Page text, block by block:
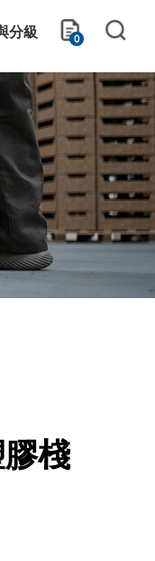
分級 0
棧